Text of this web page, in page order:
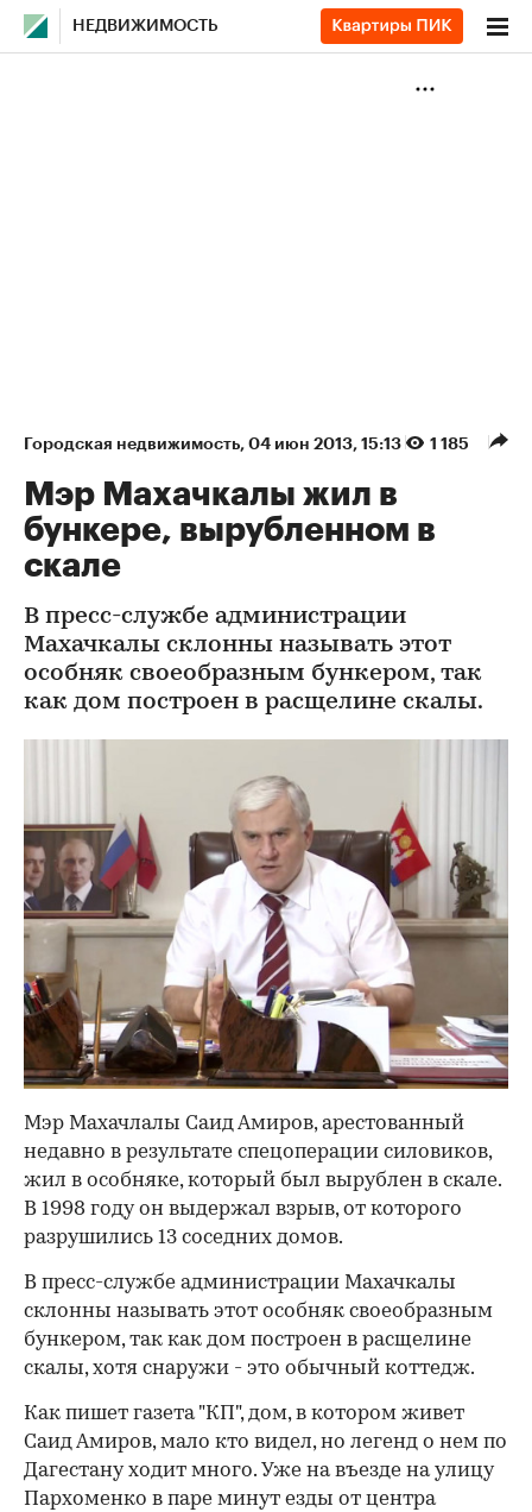
НЕДВИЖИМОСТЬ
Городская недвижимость⁠, 04 июн 2013, 15:13 1 185
Мэр Махачкалы жил в
бункере, вырубленном в
скале
В пресс-службе администрации
Махачкалы склонны называть этот
особняк своеобразным бункером, так
как дом построен в расщелине скалы.
Мэр Махачлалы Саид Амиров, арестованный
недавно в результате спецоперации силовиков,
жил в особняке, который был вырублен в скале.
В 1998 году он выдержал взрыв, от которого
разрушились 13 соседних домов.
В пресс-службе администрации Махачкалы
склонны называть этот особняк своеобразным
бункером, так как дом построен в расщелине
скалы, хотя снаружи - это обычный коттедж.
Как пишет газета "КП", дом, в котором живет
Саид Амиров, мало кто видел, но легенд о нем по
Дагестану ходит много. Уже на въезде на улицу
Пархоменко в паре минут езды от центра